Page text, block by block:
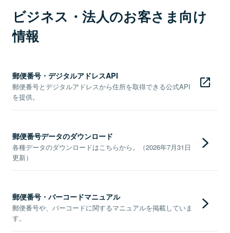
ビジネス・法人のお客さま向け
情報
郵便番号・デジタルアドレスAPI
郵便番号とデジタルアドレスから住所を取得できる公式API
を提供。
郵便番号データのダウンロード
各種データのダウンロードはこちらから。（2026年7月31日
更新）
郵便番号・バーコードマニュアル
郵便番号や、バーコードに関するマニュアルを掲載していま
す。